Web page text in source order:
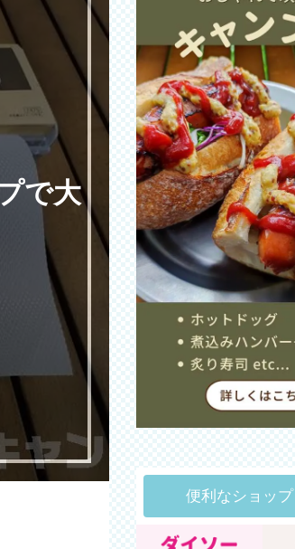
で大
便利なショッ